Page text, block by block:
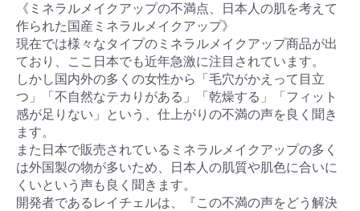
《ミネラルメイクアップの不満点、日本人の肌を考えて
作られた国産ミネラルメイクアップ》
現在では様々なタイプのミネラルメイクアップ商品が出
ており、ここ日本でも近年急激に注目されています。
しかし国内外の多くの女性から「毛穴がかえって目立
つ」「不自然なテカりがある」「乾燥する」「フィット
感が足りない」という、仕上がりの不満の声を良く聞き
ます。
また日本で販売されているミネラルメイクアップの多く
は外国製の物が多いため、日本人の肌質や肌色に合いに
くいという声も良く聞きます。
開発者であるレイチェルは、『この不満の声をどう解決